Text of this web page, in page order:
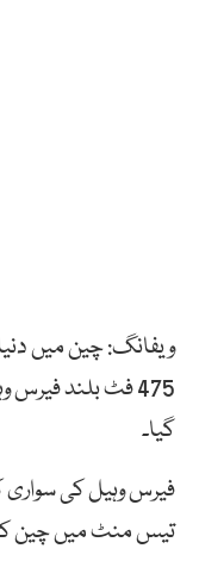
ویفانگ: چین میں
475فٹبلندفیرس
گیا۔
فیرس وہیل کی سواری
تیس منٹ میں چین